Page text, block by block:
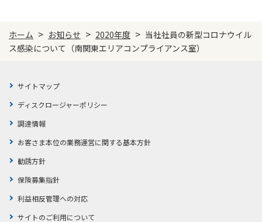
ホーム > お知らせ > 2020年度 > 当社社員の新型コロナウイル
ス感染について（南関東エリアコンプライアンス室）
サイトマップ
ディスクロージャーポリシー
調達情報
お客さま本位の業務運営に関する基本方針
勧誘方針
保険募集指針
利益相反管理への対応
サイトのご利用について